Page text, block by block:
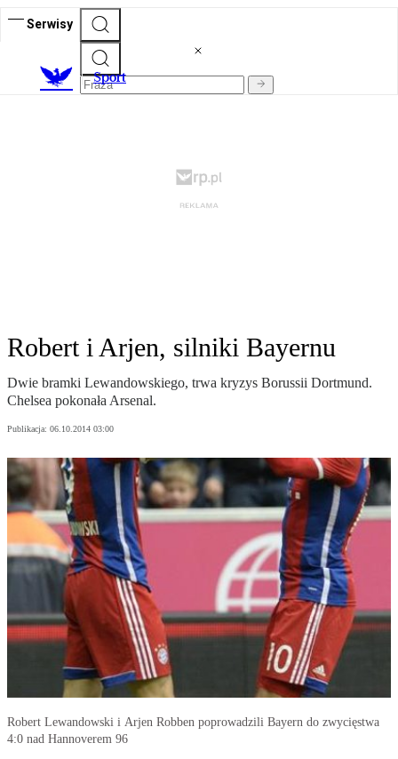
Serwisy
Sport
Robert i Arjen, silniki Bayernu
Dwie bramki Lewandowskiego, trwa kryzys Borussii Dortmund.
Chelsea pokonała Arsenal.
Publikacja: 06.10.2014 03:00
Robert Lewandowski i Arjen Robben poprowadzili Bayern do zwycięstwa
4:0 nad Hannoverem 96